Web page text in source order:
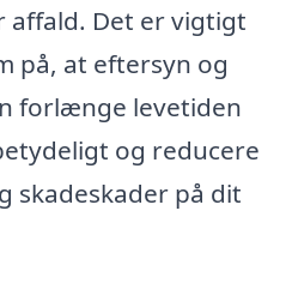
Det er vigtigt
på, at eftersyn og
forlænge levetiden
og reducere
skadeskader på dit